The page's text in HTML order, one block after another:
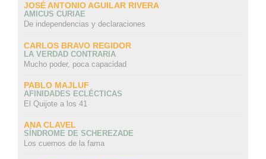
JOSÉ ANTONIO AGUILAR RIVERA
AMICUS CURIAE
De independencias y declaraciones
CARLOS BRAVO REGIDOR
LA VERDAD CONTRARIA
Mucho poder, poca capacidad
PABLO MAJLUF
AFINIDADES ECLÉCTICAS
El Quijote a los 41
ANA CLAVEL
SÍNDROME DE SCHEREZADE
Los cuernos de la fama